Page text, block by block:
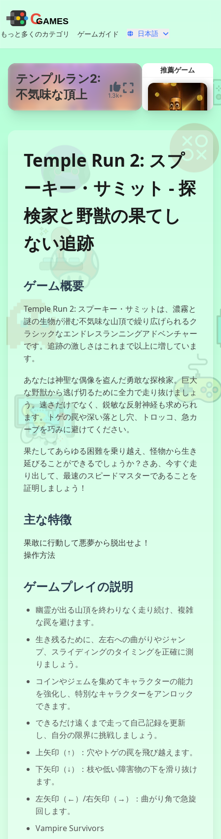
CGAMES
もっと多くのカテゴリ ゲームガイド 日本語
今すぐ開始
テンプルラン2:
不気味な頂上
1.3k+
推薦ゲーム
トゥン・サフー
ルクリッカー
ヴァンパイアサ
バイバーズ
アーチャーヒー
バリーの校舎脱
森の中の99夜
廃土のシューテ
闇ニンジャ半蔵
Temple Run 2: スプ
ーキー・サミット - 探
検家と野獣の果てし
ない追跡
ゲーム概要
Temple Run 2: スプーキー・サミットは、濃霧と
謎の生物が潜む不気味な山頂で繰り広げられるク
ラシックなエンドレスランニングアドベンチャー
です。追跡の激しさはこれまで以上に増していま
す。
あなたは神聖な偶像を盗んだ勇敢な探検家。巨大
な野獣から逃げ切るために全力で走り抜けましょ
う。速さだけでなく、鋭敏な反射神経も求められ
ます。トゲの罠や深い落とし穴、トロッコ、急カ
ーブを巧みに避けてください。
果たしてあらゆる困難を乗り越え、怪物から生き
延びることができるでしょうか？さあ、今すぐ走
り出して、最速のスピードマスターであることを
証明しましょう！
主な特徴
果敢に行動して悪夢から脱出せよ！
操作方法
ゲームプレイの説明
幽霊が出る山頂を終わりなく走り続け、複雑
な罠を避けます。
生き残るために、左右への曲がりやジャン
プ、スライディングのタイミングを正確に測
りましょう。
コインやジェムを集めてキャラクターの能力
を強化し、特別なキャラクターをアンロック
できます。
できるだけ遠くまで走って自己記録を更新
し、自分の限界に挑戦しましょう。
上矢印（↑）：穴やトゲの罠を飛び越えます。
下矢印（↓）：枝や低い障害物の下を滑り抜け
ます。
左矢印（←）/右矢印（→）：曲がり角で急旋
回します。
Vampire Survivors